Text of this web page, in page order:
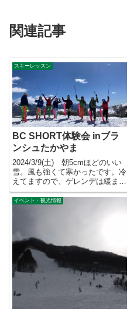
関連記事
スキーレッスン
BC SHORT体験会 inブラ
ンシュたかやま
2024/3/9(土) 朝5cmほどのいい
雪。風も強くて寒かったです。冷
えてますので、ゲレンデは緩まず
にいい状態をキープ...
イベント・観光情報